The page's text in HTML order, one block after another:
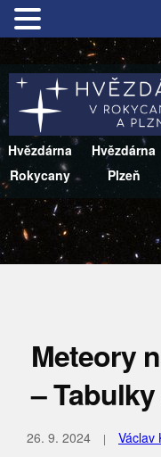
Hvězdárna
Rokycany
Hvězdárna
Plzeň
Meteory
–
26. 9. 2024 Václav